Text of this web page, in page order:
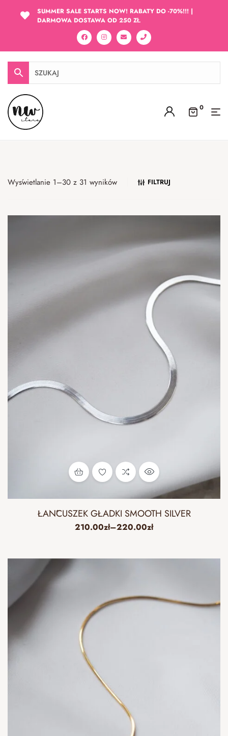
SUMMER SALE STARTS NOW! RABATY DO -70%!!! |
DARMOWA DOSTAWA OD 250 ZŁ
0
Wyświetlanie 1–30 z 31 wyników FILTRUJ
ŁAŃCUSZEK GŁADKI SMOOTH SILVER
210.00zł–220.00zł